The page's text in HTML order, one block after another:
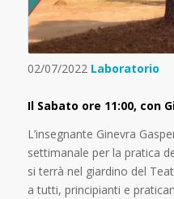
02/07/2022 Laboratorio
Il Sabato ore 11:00, con
L’insegnante Ginevra
settimanale per la pratica
si terrà nel giardino del
a tutti, principianti e